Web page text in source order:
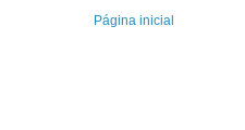
Página inicial